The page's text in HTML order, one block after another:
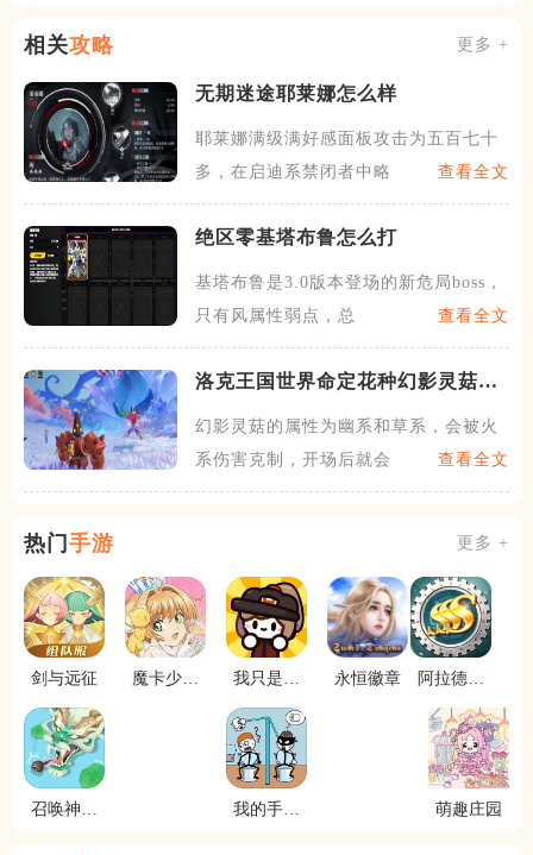
相关攻略 更多 +
无期迷途耶莱娜怎么样
耶莱娜满级满好感面板攻击为五百七十
多，在启迪系禁闭者中略低，
查看全文
绝区零基塔布鲁怎么打
基塔布鲁是3.0版本登场的新危局boss，
只有风属性弱点，总
查看全文
洛克王国世界命定花种幻影灵菇怎
幻影灵菇的属性为幽系和草系，会被火
系伤害克制，开场后就会释放
查看全文
热门手游 更多 +
剑与远征
魔卡少女
我只是水
永恒徽章
阿拉德大
召唤神龙
我的手特
萌趣庄园